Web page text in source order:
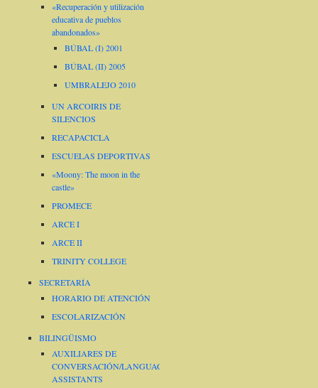
«Recuperación y utilización
educativa de pueblos
abandonados»
BÚBAL (I) 2001
BÚBAL (II) 2005
UMBRALEJO 2010
UN ARCOIRIS DE
SILENCIOS
RECAPACICLA
ESCUELAS DEPORTIVAS
«Moony: The moon in the
castle»
PROMECE
ARCE I
ARCE II
TRINITY COLLEGE
SECRETARÍA
HORARIO DE ATENCIÓN
ESCOLARIZACIÓN
BILINGÜISMO
AUXILIARES DE
CONVERSACIÓN/LANGUAGE
ASSISTANTS